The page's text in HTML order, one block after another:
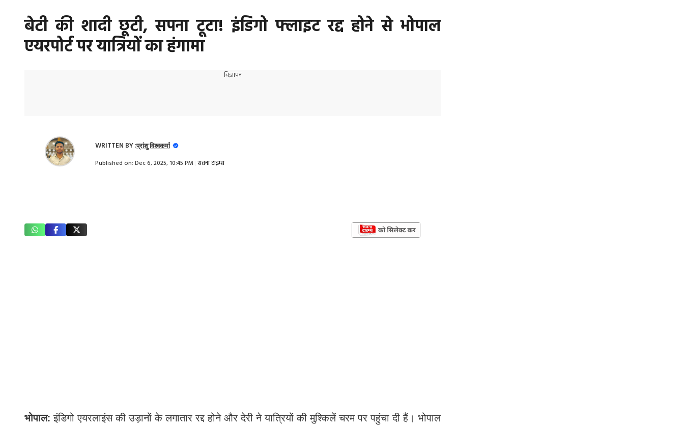
बेटी की शादी छूटी, सपना टूटा! इंडिगो फ्लाइट रद्द होने से भोपाल
एयरपोर्ट पर यात्रियों का हंगामा
विज्ञापन
WRITTEN BY :प्रांशु विश्वकर्मा
Published on: Dec 6, 2025, 10:45 PM सतना टाइम्स
भोपाल: इंडिगो एयरलाइंस की उड़ानों के लगातार रद्द होने और देरी ने यात्रियों की मुश्किलें चरम पर पहुंचा दी हैं। भोपाल